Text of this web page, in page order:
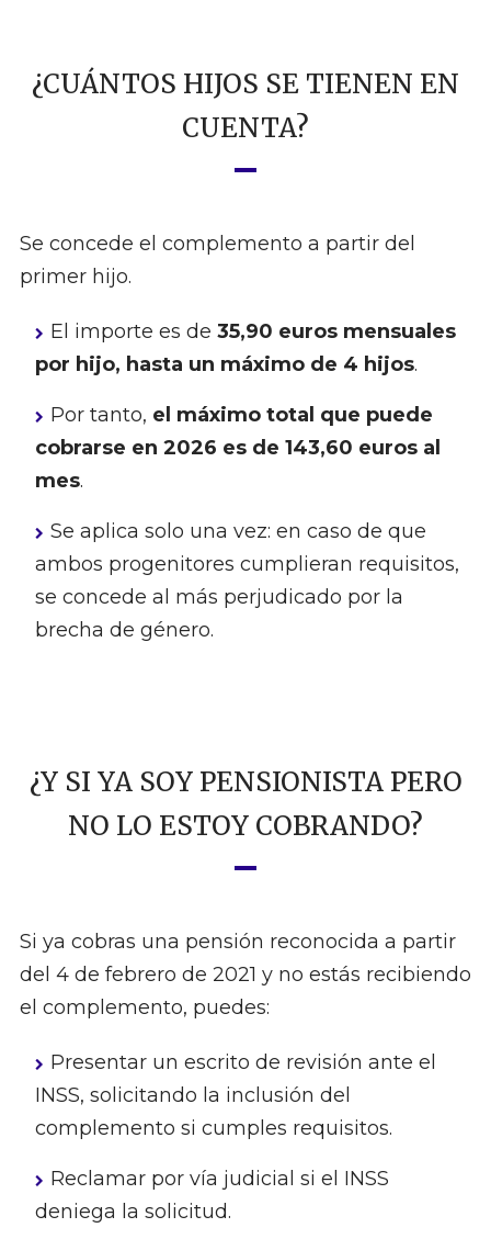
¿CUÁNTOS HIJOS SE TIENEN EN
CUENTA?
Se concede el complemento a partir del
primer hijo.
El importe es de 35,90 euros mensuales
por hijo, hasta un máximo de 4 hijos.
Por tanto, el máximo total que puede
cobrarse en 2026 es de 143,60 euros al
mes.
Se aplica solo una vez: en caso de que
ambos progenitores cumplieran requisitos,
se concede al más perjudicado por la
brecha de género.
¿Y SI YA SOY PENSIONISTA PERO
NO LO ESTOY COBRANDO?
Si ya cobras una pensión reconocida a partir
del 4 de febrero de 2021 y no estás recibiendo
el complemento, puedes:
Presentar un escrito de revisión ante el
INSS, solicitando la inclusión del
complemento si cumples requisitos.
Reclamar por vía judicial si el INSS
deniega la solicitud.